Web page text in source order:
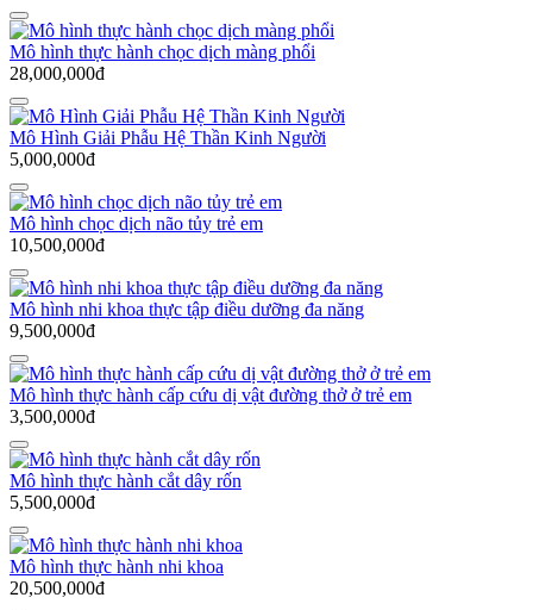
Mô hình thực hành chọc dịch màng phổi
28,000,000đ
Mô Hình Giải Phẫu Hệ Thần Kinh Người
5,000,000đ
Mô hình chọc dịch não tủy trẻ em
10,500,000đ
Mô hình nhi khoa thực tập điều dưỡng đa năng
9,500,000đ
Mô hình thực hành cấp cứu dị vật đường thở ở trẻ em
3,500,000đ
Mô hình thực hành cắt dây rốn
5,500,000đ
Mô hình thực hành nhi khoa
20,500,000đ